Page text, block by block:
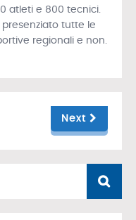
atleti e 800 tecnici.
presenziato tutte le
regionali e non.
Next